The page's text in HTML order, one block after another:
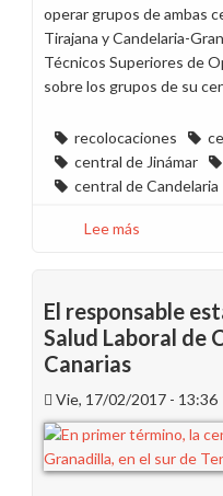
operar grupos de ambas
Tirajana y Candelaria-
Técnicos Superiores de
sobre los grupos de su
recolocaciones
central de Jinámar
central de Candelaria
Lee más
del
período
de
centrales
Canarias
y
El responsable
Salud Laboral de
Canarias
Vie, 17/02/2017 - 13:36